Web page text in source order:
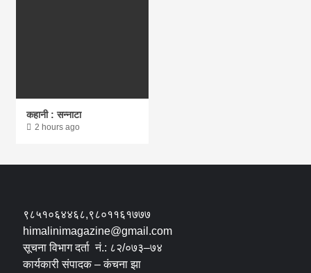
कहानी : सन्नाटा
2 hours ago
९८५१०६४४६८,९८०११६१७७७
himalinimagazine@gmail.com
सूचना विभाग दर्ता नं.: ८२/०७३–७४
कार्यकारी संपादक – कंचना झा